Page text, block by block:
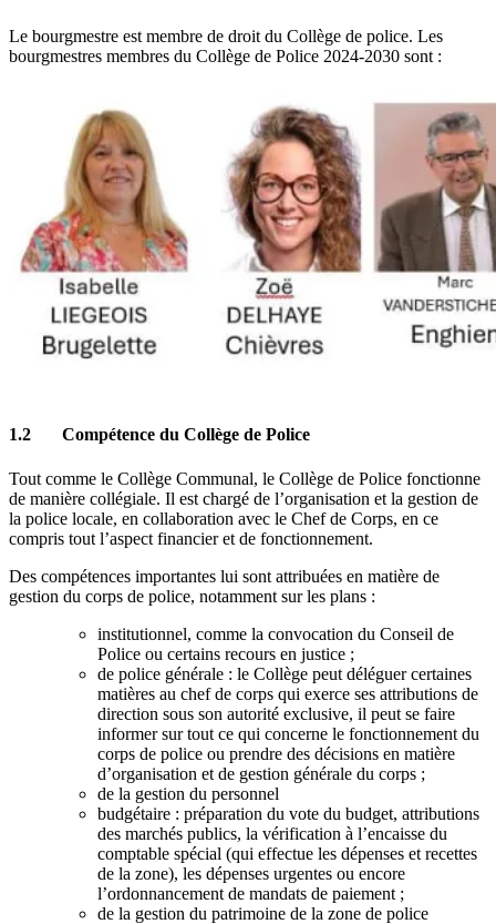
Le bourgmestre est membre de droit du Collège de police. Les
bourgmestres membres du Collège de Police 2024-2030 sont :
1.2 Compétence du Collège de Police
Tout comme le Collège Communal, le Collège de Police fonctionne
de manière collégiale. Il est chargé de l’organisation et la gestion de
la police locale, en collaboration avec le Chef de Corps, en ce
compris tout l’aspect financier et de fonctionnement.
Des compétences importantes lui sont attribuées en matière de
gestion du corps de police, notamment sur les plans :
institutionnel, comme la convocation du Conseil de
Police ou certains recours en justice ;
de police générale : le Collège peut déléguer certaines
matières au chef de corps qui exerce ses attributions de
direction sous son autorité exclusive, il peut se faire
informer sur tout ce qui concerne le fonctionnement du
corps de police ou prendre des décisions en matière
d’organisation et de gestion générale du corps ;
de la gestion du personnel
budgétaire : préparation du vote du budget, attributions
des marchés publics, la vérification à l’encaisse du
comptable spécial (qui effectue les dépenses et recettes
de la zone), les dépenses urgentes ou encore
l’ordonnancement de mandats de paiement ;
de la gestion du patrimoine de la zone de police